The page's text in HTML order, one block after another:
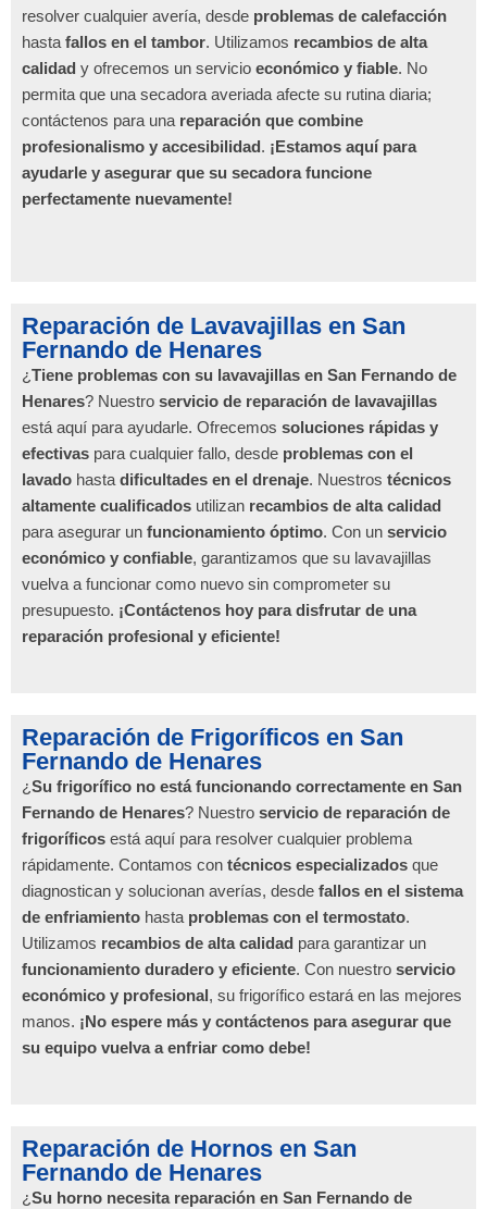
resolver cualquier avería, desde problemas de calefacción
hasta fallos en el tambor. Utilizamos recambios de alta
calidad y ofrecemos un servicio económico y fiable. No
permita que una secadora averiada afecte su rutina diaria;
contáctenos para una reparación que combine
profesionalismo y accesibilidad. ¡Estamos aquí para
ayudarle y asegurar que su secadora funcione
perfectamente nuevamente!
Reparación de Lavavajillas en San
Fernando de Henares
¿Tiene problemas con su lavavajillas en San Fernando de
Henares? Nuestro servicio de reparación de lavavajillas
está aquí para ayudarle. Ofrecemos soluciones rápidas y
efectivas para cualquier fallo, desde problemas con el
lavado hasta dificultades en el drenaje. Nuestros técnicos
altamente cualificados utilizan recambios de alta calidad
para asegurar un funcionamiento óptimo. Con un servicio
económico y confiable, garantizamos que su lavavajillas
vuelva a funcionar como nuevo sin comprometer su
presupuesto. ¡Contáctenos hoy para disfrutar de una
reparación profesional y eficiente!
Reparación de Frigoríficos en San
Fernando de Henares
¿Su frigorífico no está funcionando correctamente en San
Fernando de Henares? Nuestro servicio de reparación de
frigoríficos está aquí para resolver cualquier problema
rápidamente. Contamos con técnicos especializados que
diagnostican y solucionan averías, desde fallos en el sistema
de enfriamiento hasta problemas con el termostato.
Utilizamos recambios de alta calidad para garantizar un
funcionamiento duradero y eficiente. Con nuestro servicio
económico y profesional, su frigorífico estará en las mejores
manos. ¡No espere más y contáctenos para asegurar que
su equipo vuelva a enfriar como debe!
Reparación de Hornos en San
Fernando de Henares
¿Su horno necesita reparación en San Fernando de